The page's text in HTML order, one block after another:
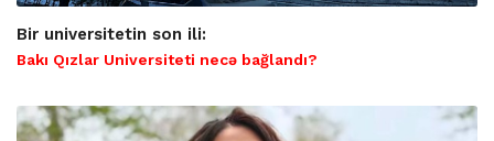
Bir universitetin son ili:
Bakı Qızlar Universiteti necə bağlandı?